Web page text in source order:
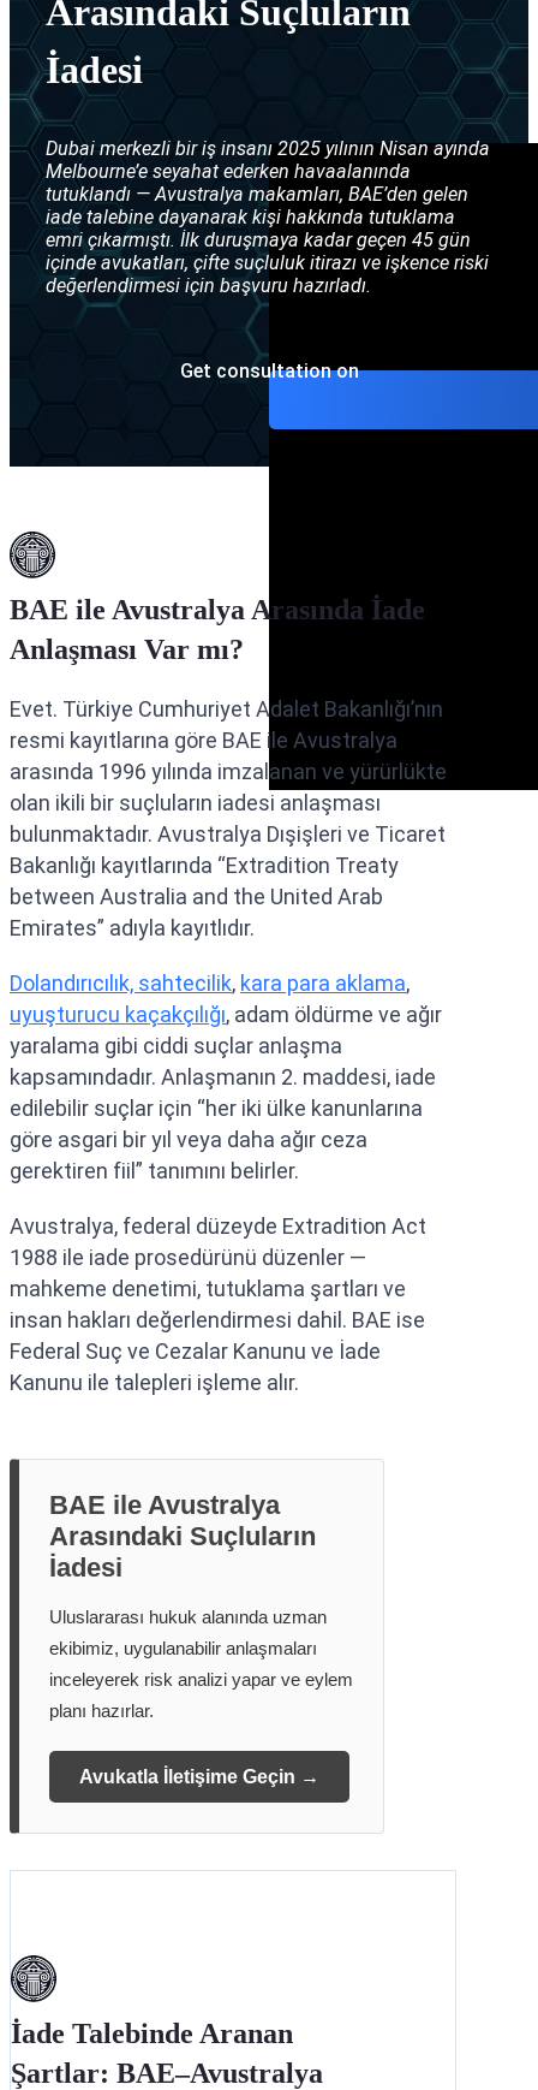
İade
Interpol Gümüş
Interpol
Arasındaki Suçluların
İadesi
Dubai merkezli bir iş insanı 2025 yılının Nisan ayında
Melbourne’e seyahat ederken havaalanında
tutuklandı — Avustralya makamları, BAE’den gelen
iade talebine dayanarak kişi hakkında tutuklama
emri çıkarmıştı. İlk duruşmaya kadar geçen 45 gün
içinde avukatları, çifte suçluluk itirazı ve işkence riski
değerlendirmesi için başvuru hazırladı.
Get consultation on
BAE ile Avustralya Arasında İade
Anlaşması Var mı?
Evet. Türkiye Cumhuriyet Adalet Bakanlığı’nın
resmi kayıtlarına göre BAE ile Avustralya
arasında 1996 yılında imzalanan ve yürürlükte
olan ikili bir suçluların iadesi anlaşması
bulunmaktadır. Avustralya Dışişleri ve Ticaret
Bakanlığı kayıtlarında “Extradition Treaty
between Australia and the United Arab
Emirates” adıyla kayıtlıdır.
Dolandırıcılık, sahtecilik, kara para aklama,
uyuşturucu kaçakçılığı, adam öldürme ve ağır
yaralama gibi ciddi suçlar anlaşma
kapsamındadır. Anlaşmanın 2. maddesi, iade
edilebilir suçlar için “her iki ülke kanunlarına
göre asgari bir yıl veya daha ağır ceza
gerektiren fiil” tanımını belirler.
Avustralya, federal düzeyde Extradition Act
1988 ile iade prosedürünü düzenler —
mahkeme denetimi, tutuklama şartları ve
insan hakları değerlendirmesi dahil. BAE ise
Federal Suç ve Cezalar Kanunu ve İade
Kanunu ile talepleri işleme alır.
BAE ile Avustralya
Arasındaki Suçluların
İadesi
Uluslararası hukuk alanında uzman
ekibimiz, uygulanabilir anlaşmaları
inceleyerek risk analizi yapar ve eylem
planı hazırlar.
Avukatla İletişime Geçin →
İade Talebinde Aranan
Şartlar: BAE–Avustralya